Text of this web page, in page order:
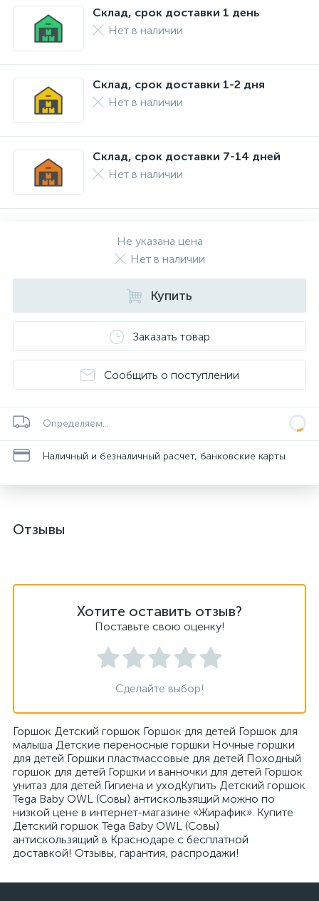
Склад, срок доставки 1 день
Нет в наличии
Склад, срок доставки 1-2 дня
Нет в наличии
Склад, срок доставки 7-14 дней
Нет в наличии
Не указана цена
Нет в наличии
Купить
Заказать товар
Сообщить о поступлении
Определяем...
Наличный и безналичный расчет, банковские карты
Отзывы
Хотите оставить отзыв?
Поставьте свою оценку!
Сделайте выбор!
Горшок Детский горшок Горшок для детей Горшок для
малыша Детские переносные горшки Ночные горшки
для детей Горшки пластмассовые для детей Походный
горшок для детей Горшки и ванночки для детей Горшок
унитаз для детей Гигиена и уходКупить Детский горшок
Tega Baby OWL (Совы) антискользящий можно по
низкой цене в интернет-магазине «Жирафик». Купите
Детский горшок Tega Baby OWL (Совы)
антискользящий в Краснодаре с бесплатной
доставкой! Отзывы, гарантия, распродажи!